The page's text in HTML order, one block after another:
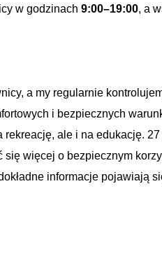
w godzinach 9:00–19:00, a
a my regularnie
i bezpiecznych
ale i na edukację.
więcej o bezpiecznym
informacje pojawiają